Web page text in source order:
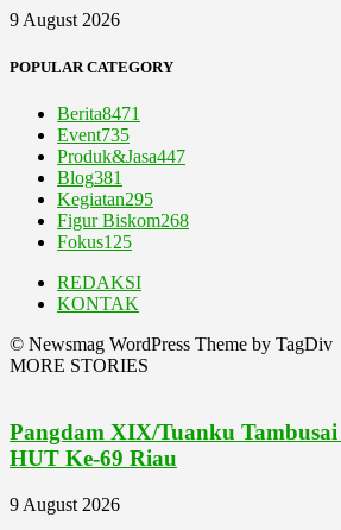
9 August 2026
POPULAR CATEGORY
Berita8471
Event735
Produk&Jasa447
Blog381
Kegiatan295
Figur Biskom268
Fokus125
REDAKSI
KONTAK
© Newsmag WordPress Theme by TagDiv
MORE STORIES
Pangdam XIX/Tuanku
HUT Ke-69 Riau
9 August 2026